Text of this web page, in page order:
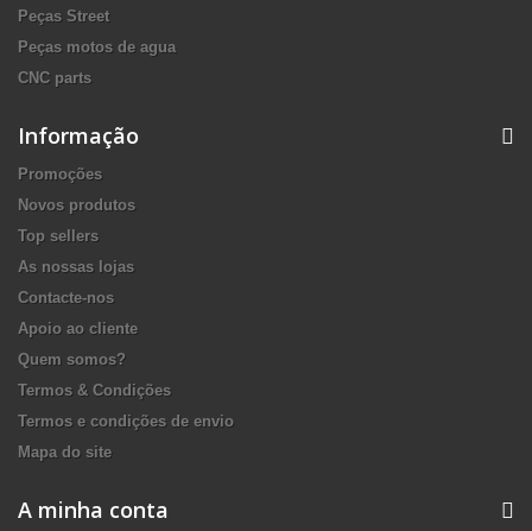
Peças Street
Peças motos de agua
CNC parts
Informação
Promoções
Novos produtos
Top sellers
As nossas lojas
Contacte-nos
Apoio ao cliente
Quem somos?
Termos & Condições
Termos e condições de envio
Mapa do site
A minha conta